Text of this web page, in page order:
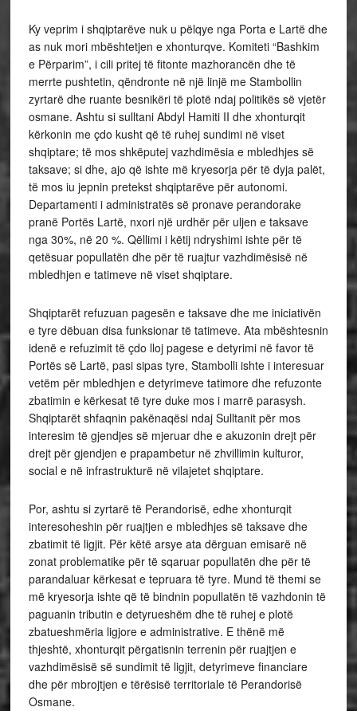
Ky veprim i shqiptarëve nuk u pëlqye nga Porta e Lartë dhe
as nuk mori mbështetjen e xhonturqve. Komiteti “Bashkim
e Përparim”, i cili pritej të fitonte mazhorancën dhe të
merrte pushtetin, qëndronte në një linjë me Stambollin
zyrtarë dhe ruante besnikëri të plotë ndaj politikës së vjetër
osmane. Ashtu si sulltani Abdyl Hamiti II dhe xhonturqit
kërkonin me çdo kusht që të ruhej sundimi në viset
shqiptare; të mos shkëputej vazhdimësia e mbledhjes së
taksave; si dhe, ajo që ishte më kryesorja për të dyja palët,
të mos iu jepnin pretekst shqiptarëve për autonomi.
Departamenti i administratës së pronave perandorake
pranë Portës Lartë, nxori një urdhër për uljen e taksave
nga 30%, në 20 %. Qëllimi i këtij ndryshimi ishte për të
qetësuar popullatën dhe për të ruajtur vazhdimësisë në
mbledhjen e tatimeve në viset shqiptare.
Shqiptarët refuzuan pagesën e taksave dhe me iniciativën
e tyre dëbuan disa funksionar të tatimeve. Ata mbështesnin
idenë e refuzimit të çdo lloj pagese e detyrimi në favor të
Portës së Lartë, pasi sipas tyre, Stambolli ishte i interesuar
vetëm për mbledhjen e detyrimeve tatimore dhe refuzonte
zbatimin e kërkesat të tyre duke mos i marrë parasysh.
Shqiptarët shfaqnin pakënaqësi ndaj Sulltanit për mos
interesim të gjendjes së mjeruar dhe e akuzonin drejt për
drejt për gjendjen e prapambetur në zhvillimin kulturor,
social e në infrastrukturë në vilajetet shqiptare.
Por, ashtu si zyrtarë të Perandorisë, edhe xhonturqit
interesoheshin për ruajtjen e mbledhjes së taksave dhe
zbatimit të ligjit. Për këtë arsye ata dërguan emisarë në
zonat problematike për të sqaruar popullatën dhe për të
parandaluar kërkesat e tepruara të tyre. Mund të themi se
më kryesorja ishte që të bindnin popullatën të vazhdonin të
paguanin tributin e detyrueshëm dhe të ruhej e plotë
zbatueshmëria ligjore e administrative. E thënë më
thjeshtë, xhonturqit përgatisnin terrenin për ruajtjen e
vazhdimësisë së sundimit të ligjit, detyrimeve financiare
dhe për mbrojtjen e tërësisë territoriale të Perandorisë
Osmane.